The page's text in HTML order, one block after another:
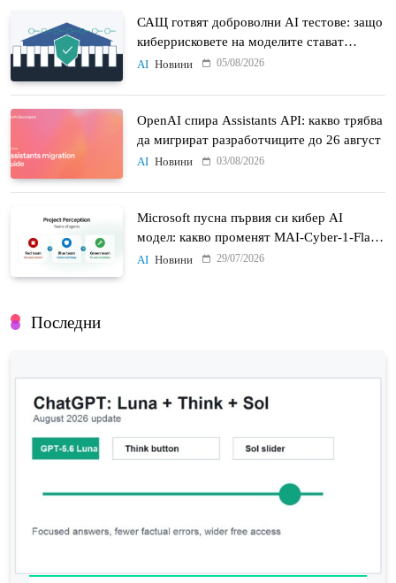
САЩ готвят доброволни AI тестове: защо
киберрисковете на моделите стават
политически въпрос
AI Новини 05/08/2026
OpenAI спира Assistants API: какво трябва
да мигрират разработчиците до 26 август
AI Новини 03/08/2026
Microsoft пусна първия си кибер AI
модел: какво променят MAI-Cyber-1-Flash
и Project Perception
AI Новини 29/07/2026
Последни